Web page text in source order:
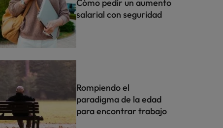
Cómo pedir un aumento
salarial con seguridad
Rompiendo el
paradigma de la edad
para encontrar trabajo